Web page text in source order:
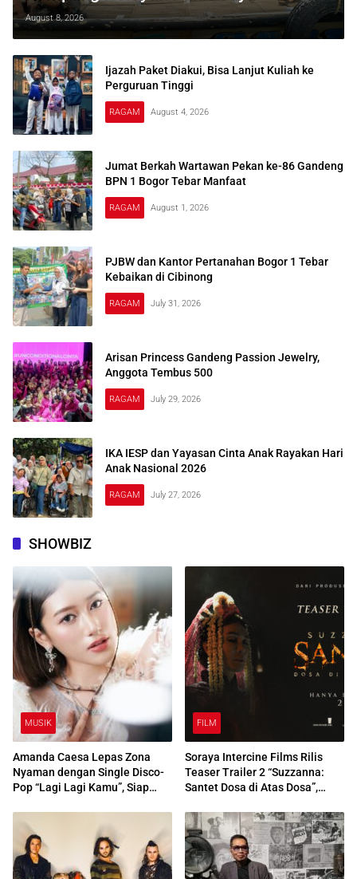
August 8, 2026
Ijazah Paket Diakui, Bisa Lanjut Kuliah ke
Perguruan Tinggi
RAGAM August 4, 2026
Jumat Berkah Wartawan Pekan ke-86 Gandeng
BPN 1 Bogor Tebar Manfaat
RAGAM August 1, 2026
PJBW dan Kantor Pertanahan Bogor 1 Tebar
Kebaikan di Cibinong
RAGAM July 31, 2026
Arisan Princess Gandeng Passion Jewelry,
Anggota Tembus 500
RAGAM July 29, 2026
IKA IESP dan Yayasan Cinta Anak Rayakan Hari
Anak Nasional 2026
RAGAM July 27, 2026
SHOWBIZ
MUSIK
Amanda Caesa Lepas Zona
Nyaman dengan Single Disco-
Pop “Lagi Lagi Kamu”, Siap
FILM
Soraya Intercine Films Rilis
Teaser Trailer 2 “Suzzanna:
Santet Dosa di Atas Dosa”,
Maya vs Reza Rahadian